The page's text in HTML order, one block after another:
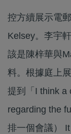
控方續展示電
Kelsey。李宇
該是陳梓華與
料。根據庭上
提到「I think a
regarding the
排一個會議）